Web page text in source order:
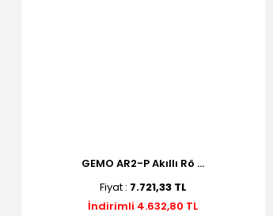
GEMO AR2-P Akıllı Rö ...
Fiyat : 7.721,33 TL
İndirimli 4.632,80 TL